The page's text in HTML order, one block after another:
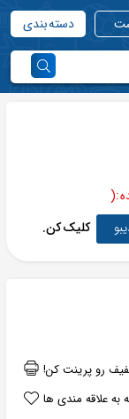
دسته بندی
:(
کلیک کن.
رو پرینت کن!
به علاقه مندی ها